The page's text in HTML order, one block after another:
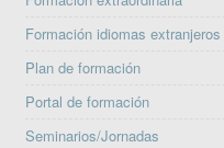
Formación idiomas extranjeros
Plan de formación
Portal de formación
Seminarios/Jornadas